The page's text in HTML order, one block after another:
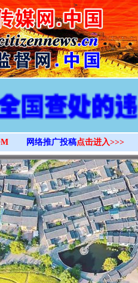
>
网络推广投稿点击进入>>>